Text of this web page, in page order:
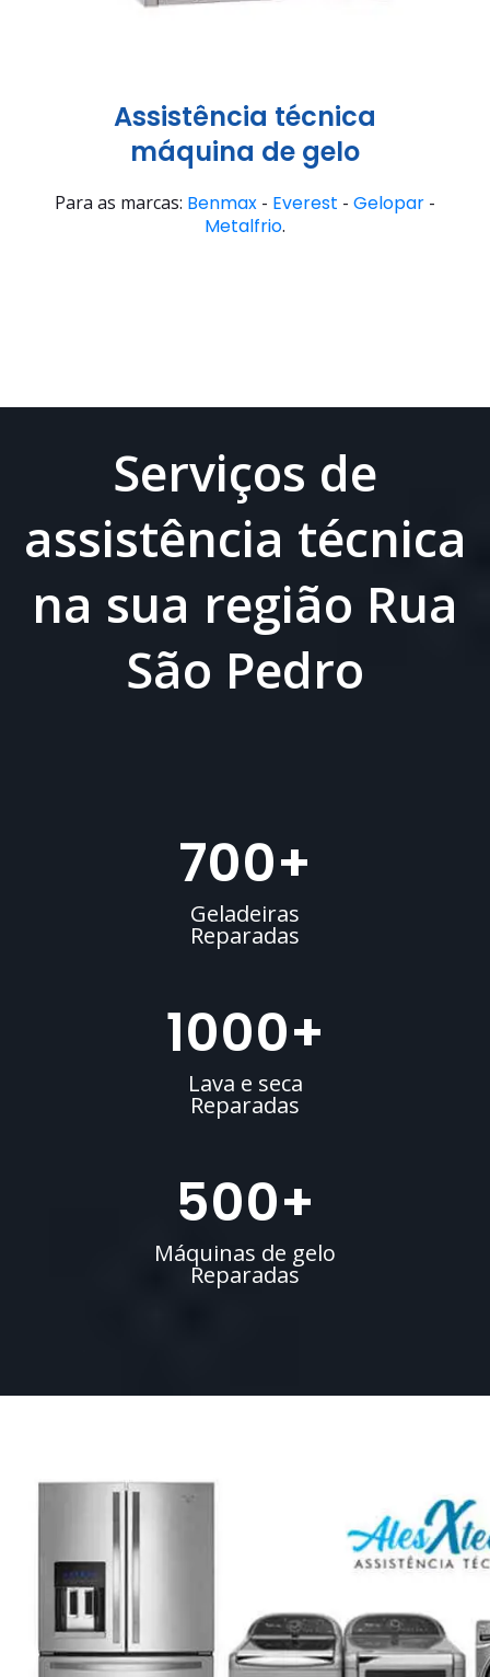
Assistência técnica
máquina de gelo
Para as marcas: Benmax - Everest - Gelopar -
Metalfrio.
Serviços de
assistência técnica
na sua região Rua
São Pedro
700+
Geladeiras
Reparadas
1000+
Lava e seca
Reparadas
500+
Máquinas de gelo
Reparadas